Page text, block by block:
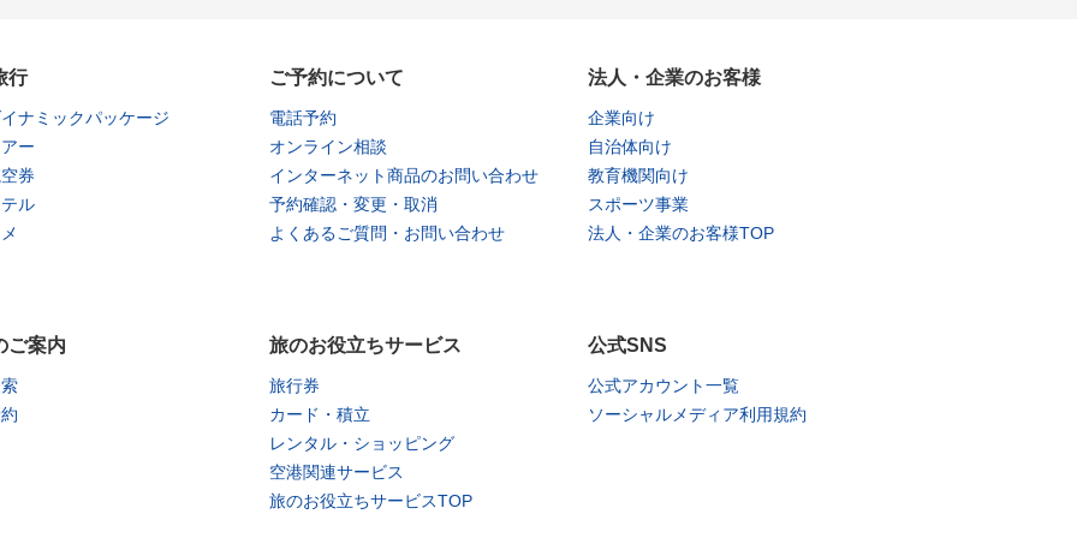
行
ナミックパッケージ
ー
券
ル
ご予約について
電話予約
オンライン相談
インターネット商品のお問い合わせ
予約確認・変更・取消
よくあるご質問・お問い合わせ
法人・企業のお客様
企業向け
自治体向け
教育機関向け
スポーツ事業
法人・企業のお客様TOP
ご案内 旅のお役立ちサービス
旅行券
カード・積立
レンタル・ショッピング
空港関連サービス
旅のお役立ちサービスTOP
公式SNS
公式アカウント一覧
ソーシャルメディア利用規約